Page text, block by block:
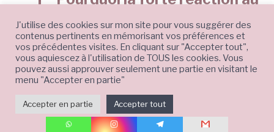
Levothyrox NF chez
certaines personnes permet
de mieux comprendre les
causes de leur maladie
J'utilise des cookies sur mon site pour vous suggérer des
contenus pertinents en mémorisant vos préférences et
vos précédentes visites. En cliquant sur "Accepter tout",
vous aquiescez à l'utilisation de TOUS les cookies. Vous
pouvez aussi approuver seulement une partie en visitant le
menu "Accepter en partie"
Accepter en partie Accepter tout